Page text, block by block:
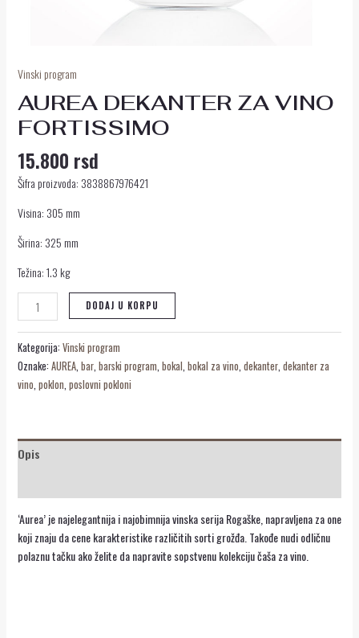
Vinski program
AUREA DEKANTER ZA VINO
FORTISSIMO
15.800 rsd
Šifra proizvoda: 3838867976421
Visina: 305 mm
Širina: 325 mm
Težina: 1.3 kg
DODAJ U KORPU
Kategorija: Vinski program
Oznake: AUREA, bar, barski program bokal bokal za vino dekanter, dekanter za
vino poklon poslovni pokloni
Opis
‘Aurea’ je najelegantnija i najobimnija vinska serija Rogaške, napravljena za one
koji znaju da cene karakteristike različitih sorti grožđa. Takođe nudi odličnu
polaznu tačku ako želite da napravite sopstvenu kolekciju čaša za vino.